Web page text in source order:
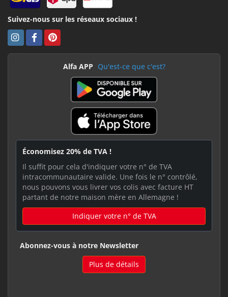
Suivez-nous sur les réseaux sociaux !
Alfa APP Qu'est-ce que c'est?
Économisez 20% de TVA !
Il suffit pour cela d'indiquer votre n° de TVA
intracommunautaire valide. Une fois le n° contrôlé,
nous pouvons vous livrer vos colis avec facture HT
partant de notre maison mère en Allemagne !
Indiquer votre n° de TVA
Abonnez-vous à notre Newsletter
Plus de détails